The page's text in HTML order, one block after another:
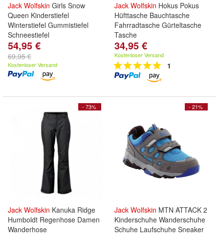
Jack Wolfskin Girls Snow
Queen Kinderstiefel
Winterstiefel Gummistiefel
Schneestiefel
54,95 €
69,95 €
Kostenloser Versand
Jack Wolfskin Hokus Pokus
Hüfttasche Bauchtasche
Fahrradtasche Gürteltasche
Tasche
34,95 €
Kostenloser Versand
1
- 73%
Jack Wolfskin Kanuka Ridge
Humboldt Regenhose Damen
Wanderhose
- 21%
Jack Wolfskin MTN ATTACK 2
Kinderschuhe Wanderschuhe
Schuhe Laufschuhe Sneaker